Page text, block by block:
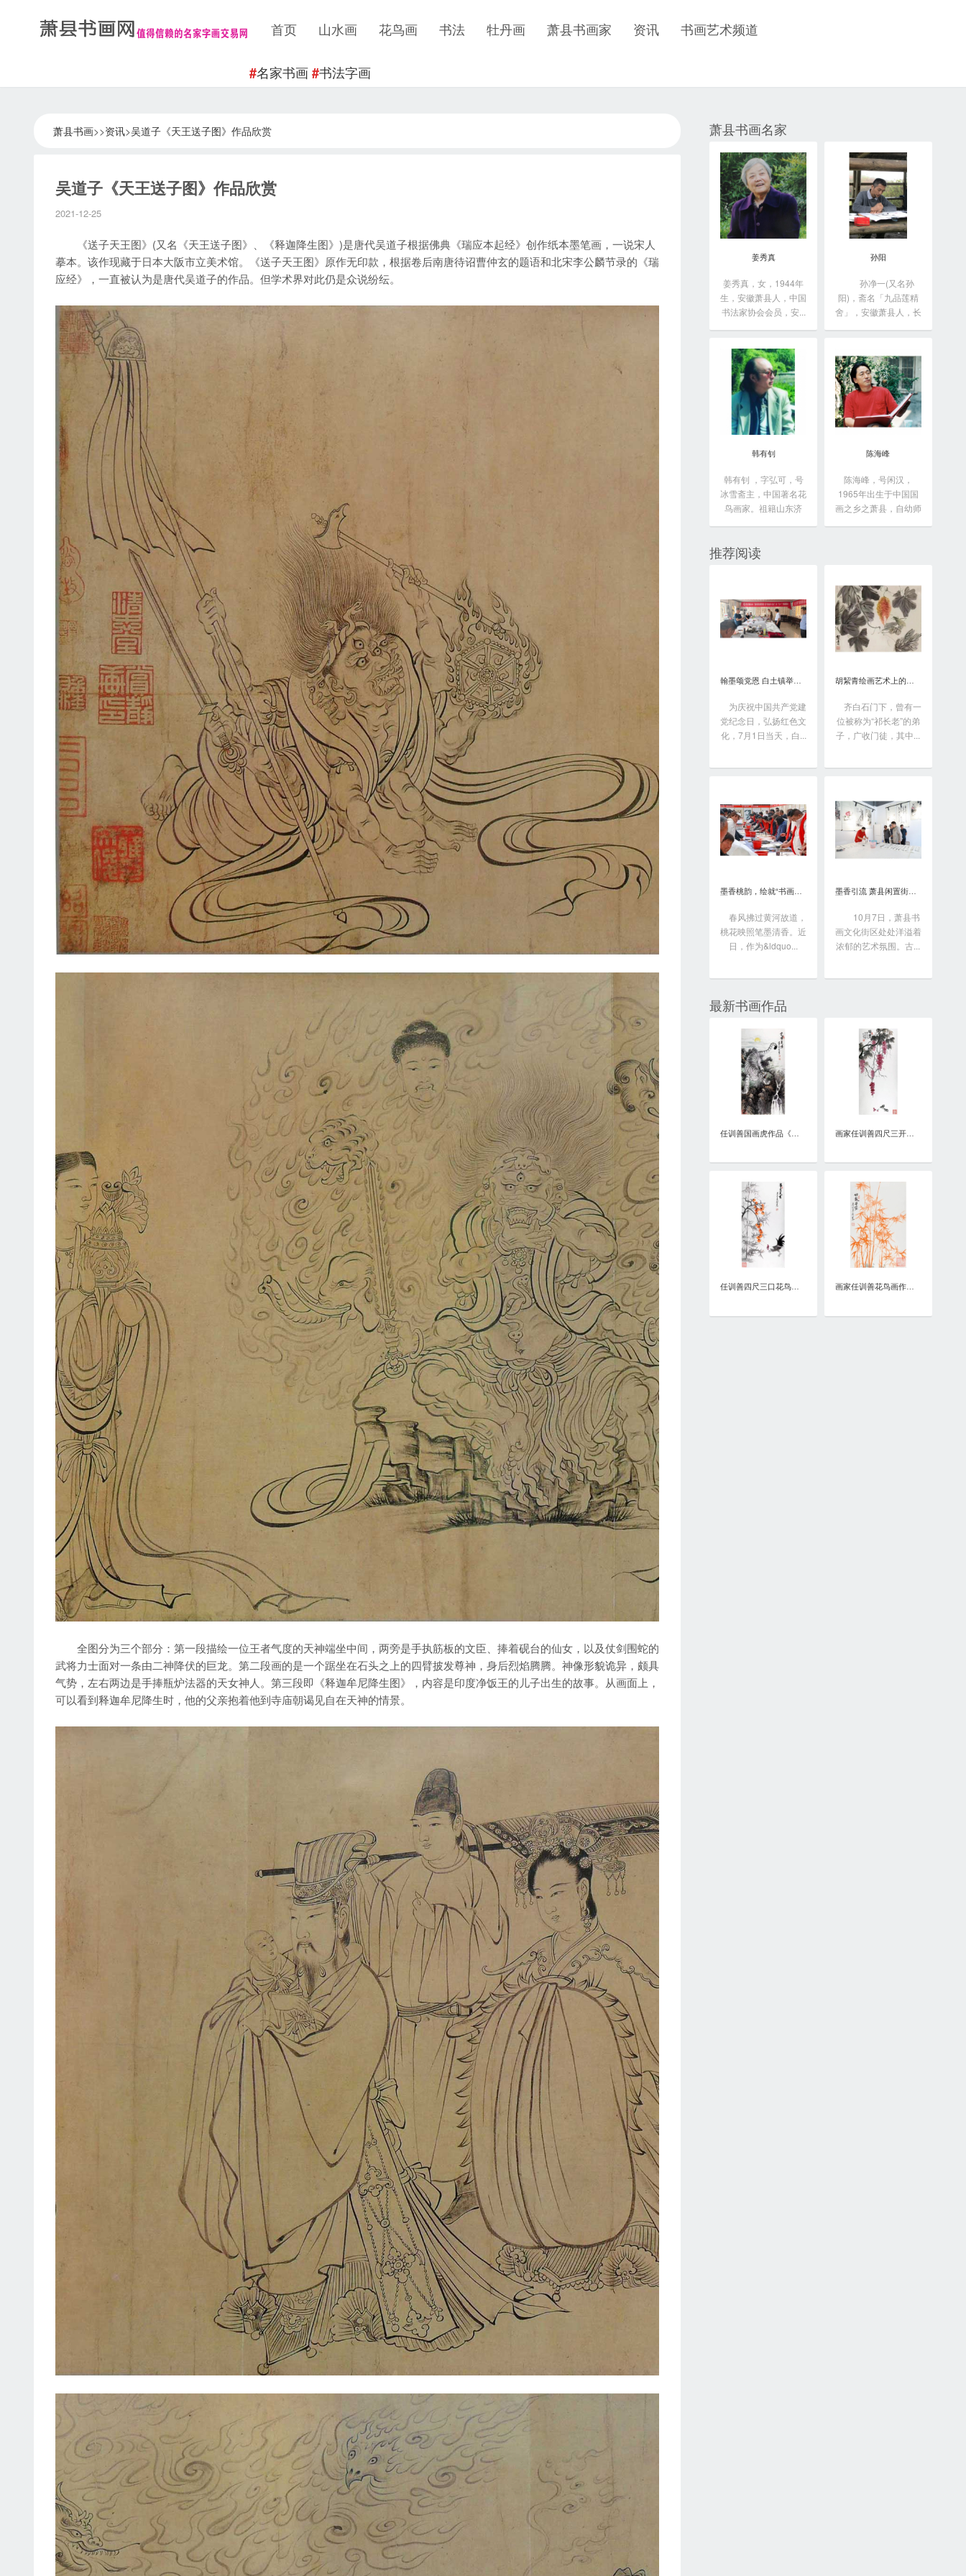
首页 山水画 花鸟画 书法 牡丹画 萧县书画家 资讯 书画艺术频道
#名家书画#书法字画
萧县书画>>资讯>吴道子《天王送子图》作品欣赏
吴道子《天王送子图》作品欣赏
2021-12-25
《送子天王图》(又名《天王送子图》、《释迦降生图》)是唐代吴道子根据佛典《瑞应本起经》创作纸本墨笔画，一说宋人
摹本。该作现藏于日本大阪市立美术馆。《送子天王图》原作无印款，根据卷后南唐待诏曹仲玄的题语和北宋李公麟节录的《瑞
应经》，一直被认为是唐代吴道子的作品。但学术界对此仍是众说纷纭。
全图分为三个部分：第一段描绘一位王者气度的天神端坐中间，两旁是手执筋板的文臣、捧着砚台的仙女，以及仗剑围蛇的
武将力士面对一条由二神降伏的巨龙。第二段画的是一个踞坐在石头之上的四臂披发尊神，身后烈焰腾腾。神像形貌诡异，颇具
气势，左右两边是手捧瓶炉法器的天女神人。第三段即《释迦牟尼降生图》，内容是印度净饭王的儿子出生的故事。从画面上，
可以看到释迦牟尼降生时，他的父亲抱着他到寺庙朝谒见自在天神的情景。
萧县书画名家
姜秀真
姜秀真，女，1944年
生，安徽萧县人，中国
书法家协会会员，安...
孙阳
孙净一(又名孙
阳)，斋名「九品莲精
舍」，安徽萧县人，长
韩有钊
韩有钊 ，字弘可，号
冰雪斋主，中国著名花
鸟画家。祖籍山东济
陈海峰
陈海峰，号闲汉，
1965年出生于中国国
画之乡之萧县，自幼师
推荐阅读
翰墨颂党恩 白土镇举办书画笔会庆“七一”
为庆祝中国共产党建
党纪念日，弘扬红色文
化，7月1日当天，白...
胡絜青绘画艺术上的精深造诣从何而来?
齐白石门下，曾有一
位被称为“祁长老”的弟
子，广收门徒，其中...
墨香桃韵，绘就“书画之乡”新画卷
春风拂过黄河故道，
桃花映照笔墨清香。近
日，作为&ldquo...
墨香引流 萧县闲置街区变身书画艺术聚落
10月7日，萧县书
画文化街区处处洋溢着
浓郁的艺术氛围。古...
最新书画作品
画家任训善四尺三开花鸟画作品《硕果》
画家任训善花鸟画作品《竹报平安》